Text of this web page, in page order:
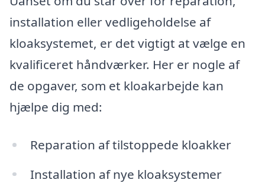
installation eller vedligeholdelse af
kloaksystemet, er det vigtigt at vælge en
kvalificeret håndværker. Her er nogle af
de opgaver, som et kloakarbejde kan
hjælpe dig med:
Reparation af tilstoppede kloakker
Installation af nye kloaksystemer